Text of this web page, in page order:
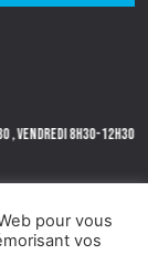
, Vendredi 8h30-12h30
pour vous
vos